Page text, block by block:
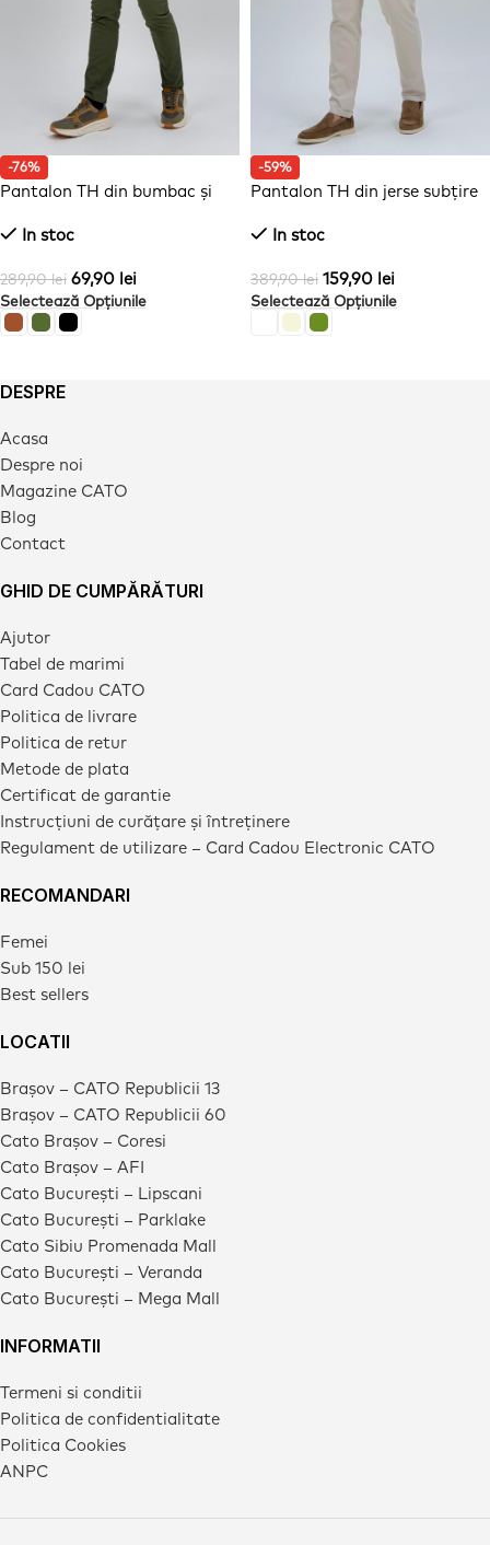
-76%
Pantalon TH din bumbac și
In stoc
289,90lei 69,90 lei
Selectează Opțiunile
-59%
Pantalon TH din jerse subțire
In stoc
389,90lei 159,90 lei
Selectează Opțiunile
DESPRE
Acasa
Despre noi
Magazine CATO
Blog
Contact
GHID DE CUMPĂRĂTURI
Ajutor
Tabel de marimi
Card Cadou CATO
Politica de livrare
Politica de retur
Metode de plata
Certificat de garantie
Instrucțiuni de curățare și întreținere
Regulament de utilizare – Card Cadou Electronic CATO
RECOMANDARI
Femei
Sub 150 lei
Best sellers
LOCATII
Brașov – CATO Republicii 13
Brașov – CATO Republicii 60
Cato Brașov – Coresi
Cato Brașov – AFI
Cato București – Lipscani
Cato București – Parklake
Cato Sibiu Promenada Mall
Cato București – Veranda
Cato București – Mega Mall
INFORMATII
Termeni si conditii
Politica de confidentialitate
Politica Cookies
ANPC